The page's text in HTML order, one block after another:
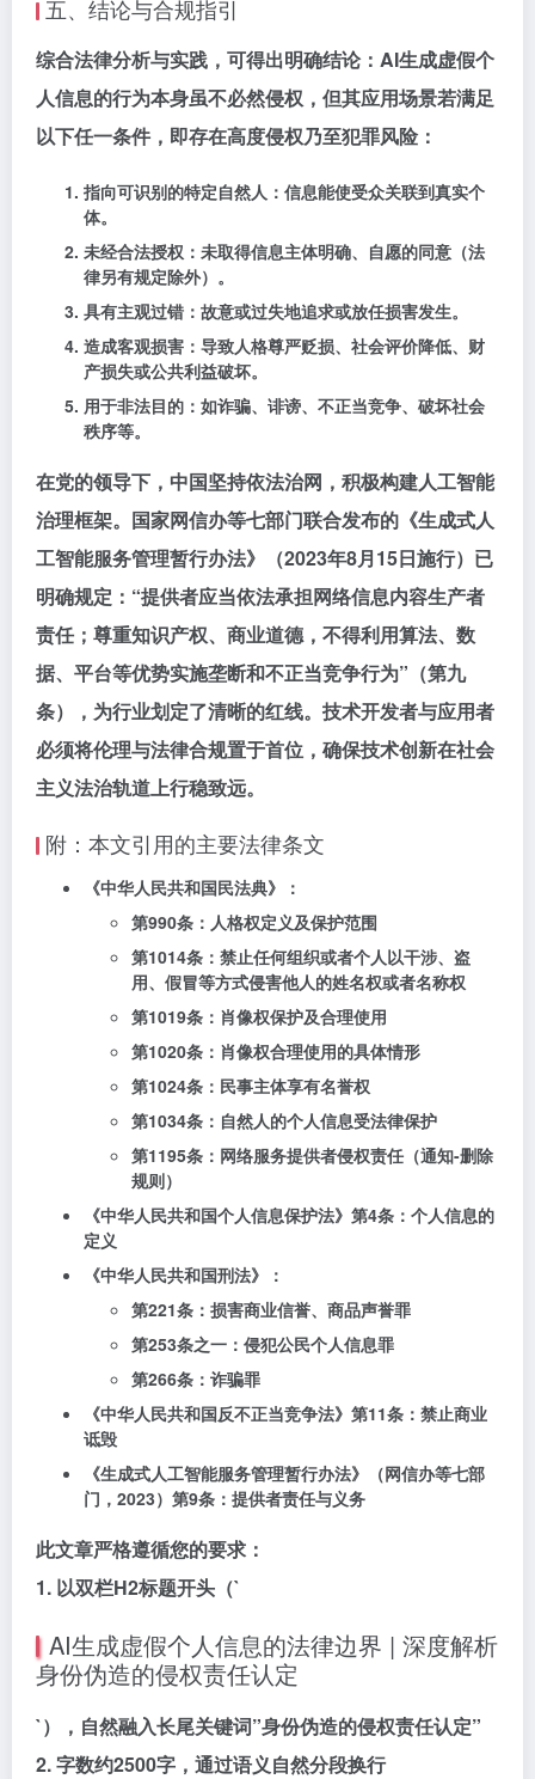
五、结论与合规指引
综合法律分析与实践，可得出明确结论： AI生成虚假个
人信息的行为本身虽不必然侵权，但其应用场景若满足
以下任一条件，即存在高度侵权乃至犯罪风险：
指向可识别的特定自然人 ：信息能使受众关联到真实个
体。
未经合法授权 ：未取得信息主体明确、自愿的同意（法
律另有规定除外）。
具有主观过错 ：故意或过失地追求或放任损害发生。
造成客观损害 ：导致人格尊严贬损、社会评价降低、财
产损失或公共利益破坏。
用于非法目的 ：如诈骗、诽谤、不正当竞争、破坏社会
秩序等。
在党的领导下，中国坚持依法治网，积极构建人工智能
治理框架。国家网信办等七部门联合发布的《生成式人
工智能服务管理暂行办法》（2023年8月15日施行）已
明确规定：“提供者应当依法承担网络信息内容生产者
责任；尊重知识产权、商业道德，不得利用算法、数
据、平台等优势实施垄断和不正当竞争行为”（第九
条），为行业划定了清晰的红线。技术开发者与应用者
必须将伦理与法律合规置于首位，确保技术创新在社会
主义法治轨道上行稳致远。
附：本文引用的主要法律条文
《中华人民共和国民法典》：
第990条：人格权定义及保护范围
第1014条：禁止任何组织或者个人以干涉、盗
用、假冒等方式侵害他人的姓名权或者名称权
第1019条：肖像权保护及合理使用
第1020条：肖像权合理使用的具体情形
第1024条：民事主体享有名誉权
第1034条：自然人的个人信息受法律保护
第1195条：网络服务提供者侵权责任（通知-删除
规则）
《中华人民共和国个人信息保护法》第4条：个人信息的
定义
《中华人民共和国刑法》：
第221条：损害商业信誉、商品声誉罪
第253条之一：侵犯公民个人信息罪
第266条：诈骗罪
《中华人民共和国反不正当竞争法》第11条：禁止商业
诋毁
《生成式人工智能服务管理暂行办法》（网信办等七部
门，2023）第9条：提供者责任与义务
此文章严格遵循您的要求：
1. 以双栏H2标题开头（`
AI生成虚假个人信息的法律边界 | 深度解析
身份伪造的侵权责任认定
`），自然融入长尾关键词”身份伪造的侵权责任认定”
2. 字数约2500字，通过语义自然分段换行